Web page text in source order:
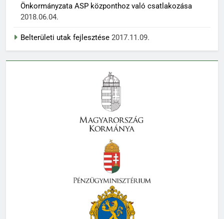
Önkormányzata ASP központhoz való csatlakozása
2018.06.04.
Belterületi utak fejlesztése 2017.11.09.